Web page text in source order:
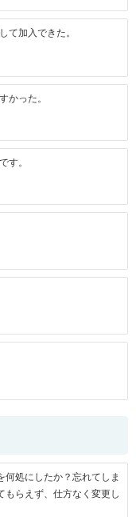
て加入できた。
かった。
す。
処にしたか？忘れてしま
もらえず、仕方なく変更し